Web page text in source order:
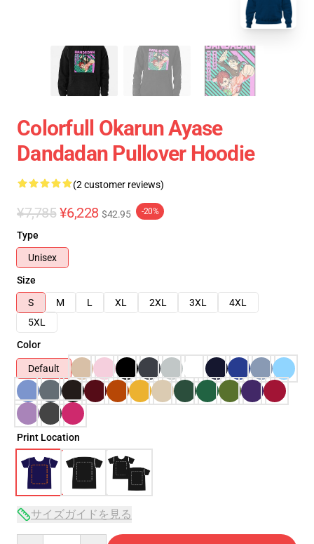
Colorfull Okarun Ayase
Dandadan Pullover Hoodie
(2 customer reviews)
¥7,785 ¥6,228 $42.95 -20%
Type
Unisex
Size
S
M L XL 2XL 3XL
4XL
5XL
Color
Default
Print Location
サイズガイドを見る